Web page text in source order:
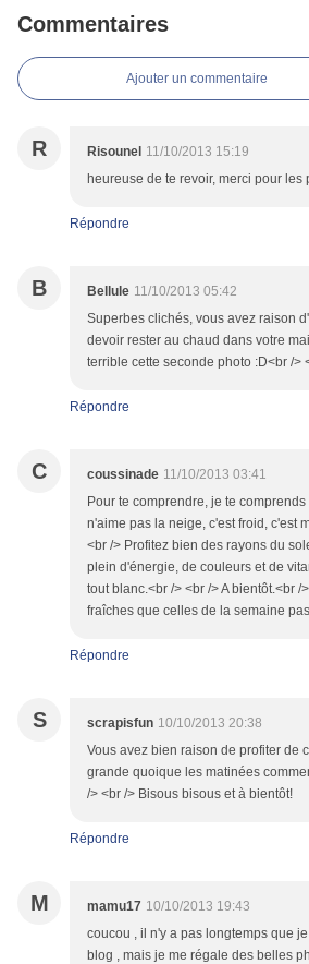
Commentaires
Ajouter un commentaire
R Risounel 11/10/2013 15:19
heureuse de te revoir, merci pour les
Répondre
B Bellule 11/10/2013 05:42
Superbes clichés, vous avez raison
devoir rester au chaud dans votre
terrible cette seconde photo :D<br />
Répondre
C coussinade 11/10/2013 03:41
Pour te comprendre, je te
n'aime pas la neige, c'est froid, c'est
<br /> Profitez bien des rayons du
plein d'énergie, de couleurs et de
tout blanc.<br /> <br /> A bientôt.<br /
fraîches que celles de la semaine
Répondre
S scrapisfun 10/10/2013 20:38
Vous avez bien raison de profiter de
grande quoique les matinées
/> <br /> Bisous bisous et à bientôt!
Répondre
M mamu17 10/10/2013 19:43
coucou , il n'y a pas longtemps que
blog , mais je me régale des belles